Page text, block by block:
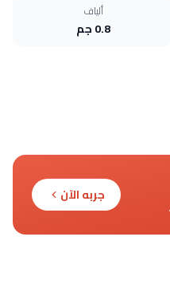
ألياف
0.8 جم
جربه الآن